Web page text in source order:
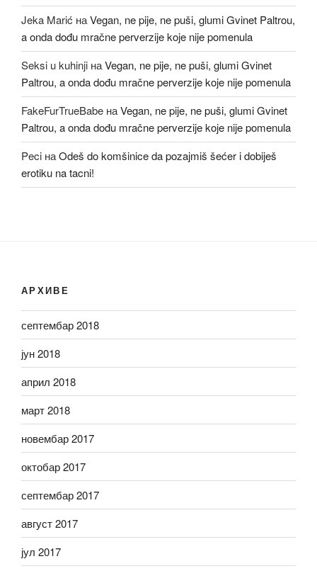
Jeka Marić наVegan, ne pije, ne puši, glumi Gvinet Paltrou,
a onda dođu mračne perverzije koje nije pomenula
Seksi u kuhinji наVegan, ne pije, ne puši, glumi Gvinet
Paltrou, a onda dođu mračne perverzije koje nije pomenula
FakeFurTrueBabe наVegan, ne pije, ne puši, glumi Gvinet
Paltrou, a onda dođu mračne perverzije koje nije pomenula
Peci наOdeš do komšinice da pozajmiš šećer i dobiješ
erotiku na tacni!
АРХИВЕ
септембар 2018
јун 2018
април 2018
март 2018
новембар 2017
октобар 2017
септембар 2017
август 2017
јул 2017